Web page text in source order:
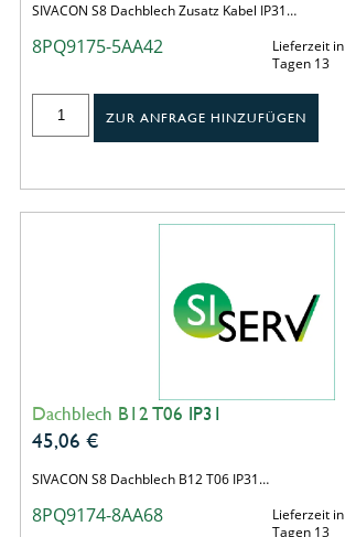
SIVACON S8 Dachblech Zusatz Kabel IP31…
8PQ9175-5AA42
Lieferzeit in
Tagen 13
ZUR ANFRAGE HINZUFÜGEN
Dachblech B12 T06 IP31
45,06 €
SIVACON S8 Dachblech B12 T06 IP31…
8PQ9174-8AA68
Lieferzeit in
Tagen 13